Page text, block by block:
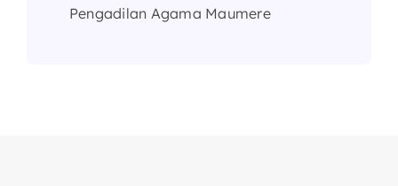
Pengadilan Agama Maumere